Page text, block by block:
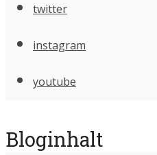
twitter
instagram
youtube
Bloginhalt